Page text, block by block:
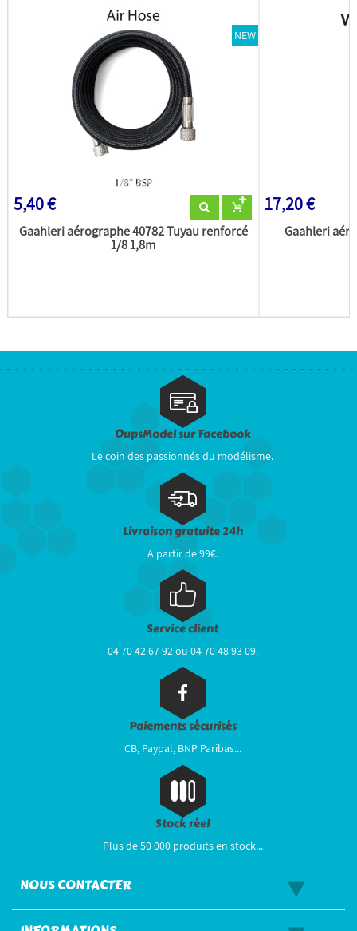
NEW
5,40 €
Gaahleri aérographe 40782 Tuyau renforcé
1/8 1,8m
17,20 €
Gaahleri
OupsModel sur Facebook
Le coin des passionnés du modélisme.
Livraison gratuite 24h
A partir de 99€.
Service client
04 70 42 67 92 ou 04 70 48 93 09.
Paiements sécurisés
CB, Paypal, BNP Paribas...
Stock réel
Plus de 50 000 produits en stock...
NOUS CONTACTER